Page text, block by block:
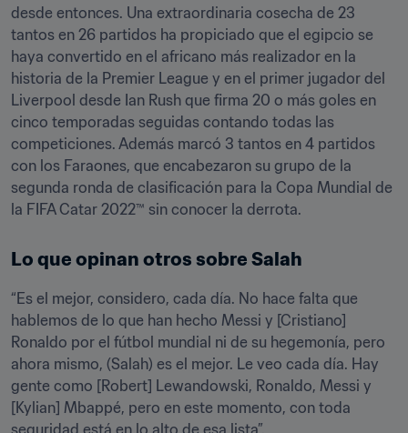
desde entonces. Una extraordinaria cosecha de 23
tantos en 26 partidos ha propiciado que el egipcio se
haya convertido en el africano más realizador en la
historia de la Premier League y en el primer jugador del
Liverpool desde Ian Rush que firma 20 o más goles en
cinco temporadas seguidas contando todas las
competiciones. Además marcó 3 tantos en 4 partidos
con los Faraones, que encabezaron su grupo de la
segunda ronda de clasificación para la Copa Mundial de
la FIFA Catar 2022™ sin conocer la derrota.
Lo que opinan otros sobre Salah
“Es el mejor, considero, cada día. No hace falta que
hablemos de lo que han hecho Messi y [Cristiano]
Ronaldo por el fútbol mundial ni de su hegemonía, pero
ahora mismo, (Salah) es el mejor. Le veo cada día. Hay
gente como [Robert] Lewandowski, Ronaldo, Messi y
[Kylian] Mbappé, pero en este momento, con toda